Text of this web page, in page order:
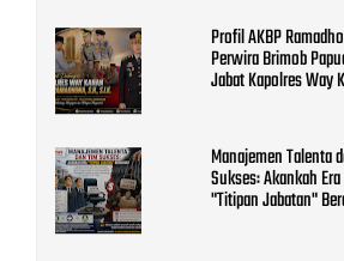
Profil AKBP
Perwira Brimob
Jabat Kapolres Way
Manajemen Talenta
Sukses: Akankah Era
"Titipan Jabatan"